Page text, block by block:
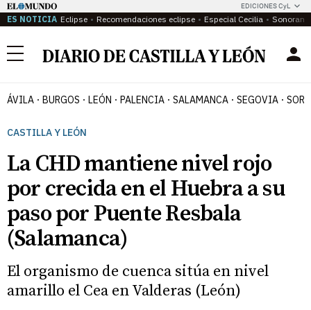
EDICIONES CyL
ES NOTICIA Eclipse Recomendaciones eclipse Especial Cecilia
Menú
ÁVILA BURGOS LEÓN PALENCIA SALAMANCA SEGOVIA
CASTILLA Y LEÓN
La CHD mantiene nivel rojo
por crecida en el Huebra a su
paso por Puente Resbala
(Salamanca)
El organismo de cuenca sitúa en nivel
amarillo el Cea en Valderas (León)